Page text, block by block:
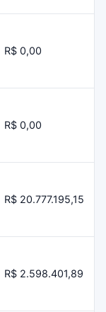
R$ 0,00
R$ 0,00
R$ 20.777.195,15
R$ 2.598.401,89